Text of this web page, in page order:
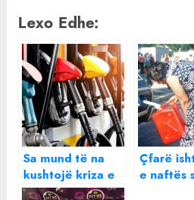
Lexo Edhe:
Sa mund të na
kushtojë kriza e
naftës?
Çfarë
e naftës